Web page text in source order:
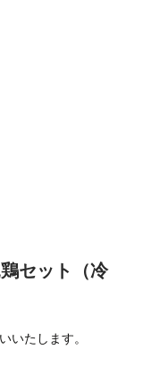
セット（冷
たします。